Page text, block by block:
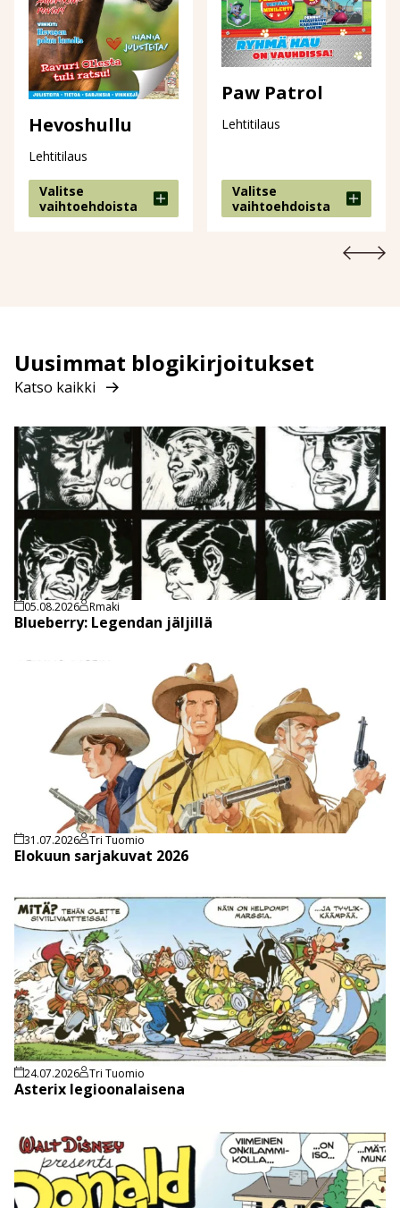
Hevoshullu
Lehtitilaus
Valitse
vaihtoehdoista
Paw Patrol
Lehtitilaus
Valitse
vaihtoehdoista
Uusimmat blogikirjoitukset
Katso kaikki
05.08.2026 Rmaki
Blueberry: Legendan jäljillä
31.07.2026 Tri Tuomio
Elokuun sarjakuvat 2026
24.07.2026 Tri Tuomio
Asterix legioonalaisena